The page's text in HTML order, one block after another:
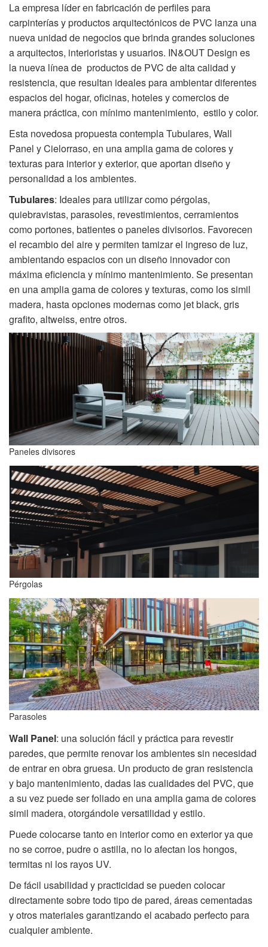
La empresa líder en fabricación de perfiles para
carpinterías y productos arquitectónicos de PVC lanza una
nueva unidad de negocios que brinda grandes soluciones
a arquitectos, interioristas y usuarios. IN&OUT Design es
la nueva línea de productos de PVC de alta calidad y
resistencia, que resultan ideales para ambientar diferentes
espacios del hogar, oficinas, hoteles y comercios de
manera práctica, con mínimo mantenimiento, estilo y color.
Esta novedosa propuesta contempla Tubulares, Wall
Panel y Cielorraso, en una amplia gama de colores y
texturas para interior y exterior, que aportan diseño y
personalidad a los ambientes.
Tubulares: Ideales para utilizar como pérgolas,
quiebravistas, parasoles, revestimientos, cerramientos
como portones, batientes o paneles divisorios. Favorecen
el recambio del aire y permiten tamizar el ingreso de luz,
ambientando espacios con un diseño innovador con
máxima eficiencia y mínimo mantenimiento. Se presentan
en una amplia gama de colores y texturas, como los simil
madera, hasta opciones modernas como jet black, gris
grafito, altweiss, entre otros.
Paneles divisores
Pérgolas
Parasoles
Wall Panel: una solución fácil y práctica para revestir
paredes, que permite renovar los ambientes sin necesidad
de entrar en obra gruesa. Un producto de gran resistencia
y bajo mantenimiento, dadas las cualidades del PVC, que
a su vez puede ser foliado en una amplia gama de colores
simil madera, otorgándole versatilidad y estilo.
Puede colocarse tanto en interior como en exterior ya que
no se corroe, pudre o astilla, no lo afectan los hongos,
termitas ni los rayos UV.
De fácil usabilidad y practicidad se pueden colocar
directamente sobre todo tipo de pared, áreas cementadas
y otros materiales garantizando el acabado perfecto para
cualquier ambiente.